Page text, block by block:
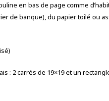
en bas de page comme
de banque), du papier toilé ou
: 2 carrés de 19×19 et un